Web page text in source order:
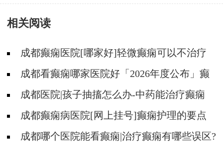
21-22日，成都神康癫痫医院特邀北京专家亲
诊，助癫痫患者早日康复
相关阅读
成都癫痫医院[哪家好]轻微癫痫可以不治疗
吗?成都看癫痫哪家医院好「2026年度公布」癫
痫发作时要做什么?
成都医院|孩子抽搐怎么办-中药能治疗癫痫
吗?成都癫痫病医院[网上挂号]癫痫护理的要点
是什么?
成都哪个医院能看癫痫|治疗癫痫有哪些误区?